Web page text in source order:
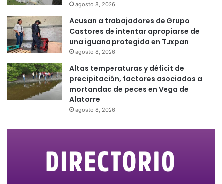
agosto 8, 2026
Acusan a trabajadores de Grupo
Castores de intentar apropiarse de
una iguana protegida en Tuxpan
agosto 8, 2026
Altas temperaturas y déficit de
precipitación, factores asociados a
mortandad de peces en Vega de
Alatorre
agosto 8, 2026